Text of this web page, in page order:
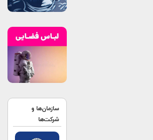
سازمان‌ها و
شرکت‌ها